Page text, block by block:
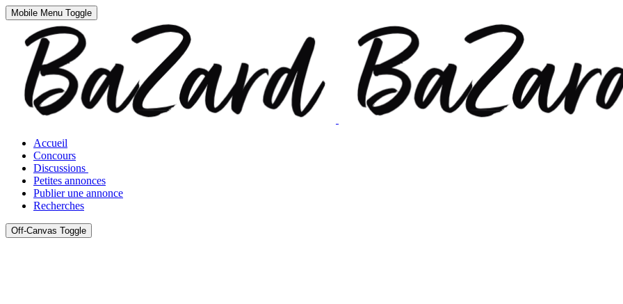
Mobile Menu Toggle
Accueil
Concours
Discussions
Petites annonces
Publier une annonce
Recherches
Off-Canvas Toggle